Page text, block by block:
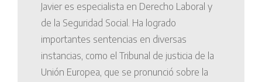
Javier es especialista en Derecho Laboral y
de la Seguridad Social. Ha logrado
importantes sentencias en diversas
instancias, como el Tribunal de justicia de la
Unión Europea, que se pronunció sobre la